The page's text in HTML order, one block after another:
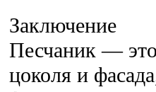
Заключение
Песчаник —
цоколя и